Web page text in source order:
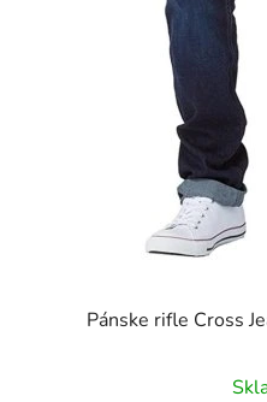
Pánske rifle Cross